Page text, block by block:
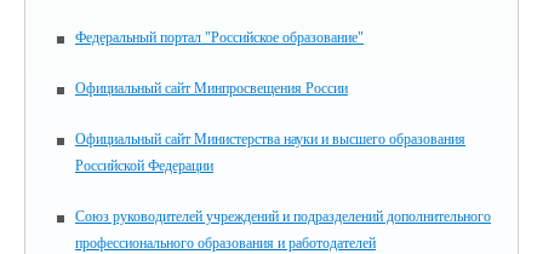
Федеральный портал "Российское образование"
Официальный сайт Минпросвещения России
Официальный сайт Министерства науки и высшего образования
Российской Федерации
Союз руководителей учреждений и подразделений дополнительного
профессионального образования и работодателей